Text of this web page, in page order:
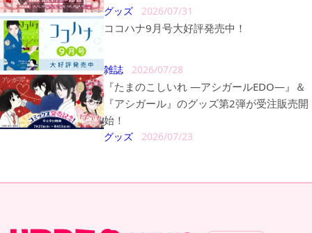
グッズ 2026/07/31
ココハナ9月号大好評発売中！
雑誌 2026/07/28
『たまのこしいれ ―アシガールEDO―』＆
『アシガール』のグッズ第2弾が受注販売開
始！
グッズ 2026/07/23